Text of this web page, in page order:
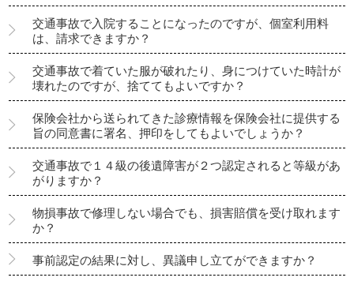
交通事故で入院することになったのですが、個室利用料
は、請求できますか？
交通事故で着ていた服が破れたり、身につけていた時計が
壊れたのですが、捨ててもよいですか？
保険会社から送られてきた診療情報を保険会社に提供する
旨の同意書に署名、押印をしてもよいでしょうか？
交通事故で１４級の後遺障害が２つ認定されると等級があ
がりますか？
物損事故で修理しない場合でも、損害賠償を受け取れます
か？
事前認定の結果に対し、異議申し立てができますか？